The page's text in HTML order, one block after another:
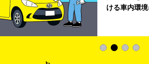
快適な車両
加料金は0円